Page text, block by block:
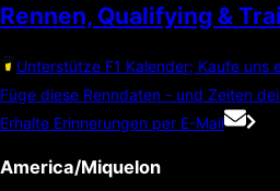
Rennen, Qualifying &
Unterstütze F1 Kalender; Kaufe uns
Füge diese Renndaten - und Zeiten
Erhalte Erinnerungen per E-Mail
America/Miquelon